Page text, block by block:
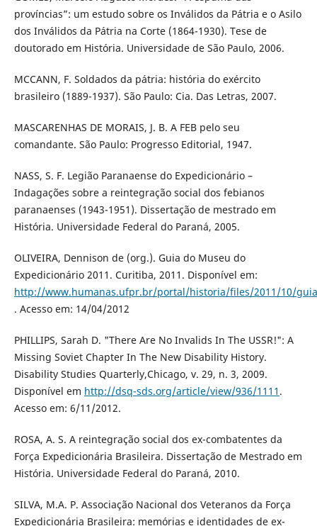
províncias”: um estudo sobre os Inválidos da Pátria e o Asilo
dos Inválidos da Pátria na Corte (1864-1930). Tese de
doutorado em História. Universidade de São Paulo, 2006.
MCCANN, F. Soldados da pátria: história do exército
brasileiro (1889-1937). São Paulo: Cia. Das Letras, 2007.
MASCARENHAS DE MORAIS, J. B. A FEB pelo seu
comandante. São Paulo: Progresso Editorial, 1947.
NASS, S. F. Legião Paranaense do Expedicionário –
Indagações sobre a reintegração social dos febianos
paranaenses (1943-1951). Dissertação de mestrado em
História. Universidade Federal do Paraná, 2005.
OLIVEIRA, Dennison de (org.). Guia do Museu do
Expedicionário 2011. Curitiba, 2011. Disponível em:
http://www.humanas.ufpr.br/portal/historia/files/2011/10/
. Acesso em: 14/04/2012
PHILLIPS, Sarah D. "There Are No Invalids In The USSR!": A
Missing Soviet Chapter In The New Disability History.
Disability Studies Quarterly,Chicago, v. 29, n. 3, 2009.
Disponível em http://dsq-sds.org/article/view/936/1111 .
Acesso em: 6/11/2012.
ROSA, A. S. A reintegração social dos ex-combatentes da
Força Expedicionária Brasileira. Dissertação de Mestrado em
História. Universidade Federal do Paraná, 2010.
SILVA, M.A. P. Associação Nacional dos Veteranos da Força
Expedicionária Brasileira: memórias e identidades de ex-